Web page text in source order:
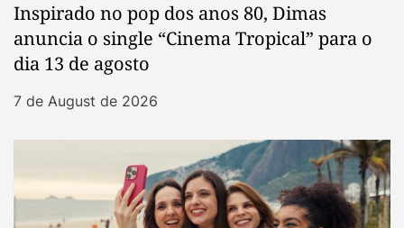
Inspirado no pop dos anos 80, Dimas
anuncia o single “Cinema Tropical” para o
dia 13 de agosto
7 de August de 2026